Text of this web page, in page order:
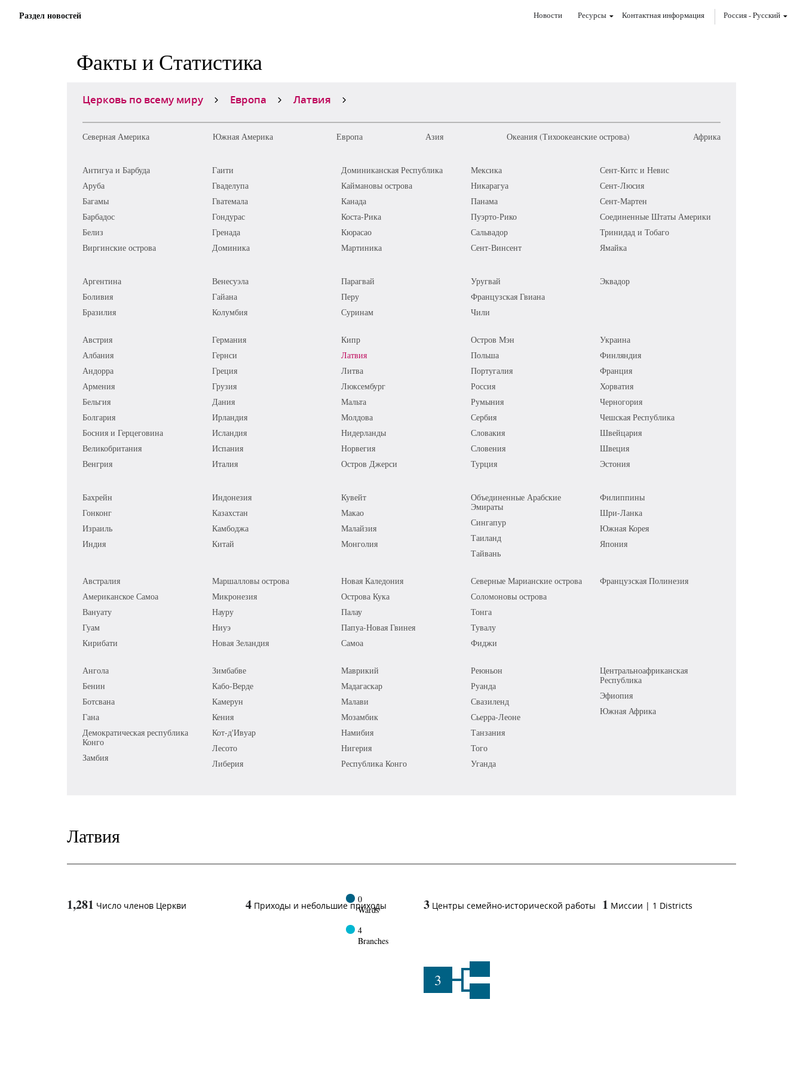
Раздел новостей Новости Ресурсы Контактная информация Россия-Pусский
Факты и Статистика
Церковь по всему миру Европа Латвия
Северная Америка Южная Америка Европа Азия Океания (Тихоокеанские острова) Африка
Антигуа и Барбуда
Аруба
Багамы
Барбадос
Белиз
Виргинские острова
Гаити
Гваделупа
Гватемала
Гондурас
Гренада
Доминика
Доминиканская Республика
Каймановы острова
Канада
Коста-Рика
Кюрасао
Мартиника
Мексика
Никарагуа
Панама
Пуэрто-Рико
Сальвадор
Сент-Винсент
Сент-Китс и Невис
Сент-Люсия
Сент-Мартен
Соединенные Штаты Америки
Тринидад и Тобаго
Ямайка
Аргентина
Боливия
Бразилия
Венесуэла
Гайана
Колумбия
Парагвай
Перу
Суринам
Уругвай
Французская Гвиана
Чили
Эквадор
Австрия
Албания
Андорра
Армения
Бельгия
Болгария
Босния и Герцеговина
Великобритания
Венгрия
Германия
Гернси
Греция
Грузия
Дания
Ирландия
Исландия
Испания
Италия
Кипр
Латвия
Литва
Люксембург
Мальта
Молдова
Нидерланды
Норвегия
Остров Джерси
Остров Мэн
Польша
Португалия
Россия
Румыния
Сербия
Словакия
Словения
Турция
Украина
Финляндия
Франция
Хорватия
Черногория
Чешская Республика
Швейцария
Швеция
Эстония
Бахрейн
Гонконг
Израиль
Индия
Индонезия
Казахстан
Камбоджа
Китай
Кувейт
Макао
Малайзия
Монголия
Объединенные Арабские
Эмираты
Сингапур
Таиланд
Тайвань
Филиппины
Шри-Ланка
Южная Корея
Япония
Австралия
Американское Самоа
Вануату
Гуам
Кирибати
Маршалловы острова
Микронезия
Науру
Ниуэ
Новая Зеландия
Новая Каледония
Острова Кука
Палау
Папуа-Новая Гвинея
Самоа
Северные Марианские острова
Соломоновы острова
Тонга
Тувалу
Фиджи
Французская Полинезия
Ангола
Бенин
Ботсвана
Гана
Демократическая республика
Конго
Замбия
Зимбабве
Кабо-Верде
Камерун
Кения
Кот-д'Ивуар
Лесото
Либерия
Маврикий
Мадагаскар
Малави
Мозамбик
Намибия
Нигерия
Республика Конго
Реюньон
Руанда
Свазиленд
Сьерра-Леоне
Танзания
Того
Уганда
Центральноафриканская
Республика
Эфиопия
Южная Африка
Латвия
1,281 Число членов Церкви 4 Приходы и небольшие приходы
0
Wards
4
Branches
3 Центры семейно-исторической работы
3
1 Миссии | 1 Districts